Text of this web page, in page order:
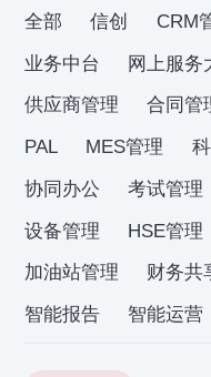
全部 信创 CRM
业务中台
网上服务
供应商管理
合同管
PAL
MES管理
协同办公
考试管理
设备管理
HSE管理
加油站管理
财务共
智能报告
智能运营